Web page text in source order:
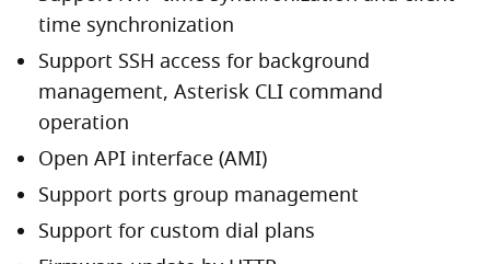
time synchronization
Support SSH access for background
management, Asterisk CLI command
operation
Open API interface (AMI)
Support ports group management
Support for custom dial plans